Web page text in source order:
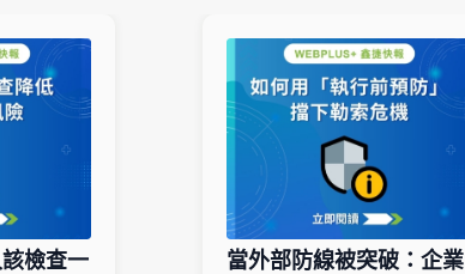
檢查一 當外部防線被突破：企業